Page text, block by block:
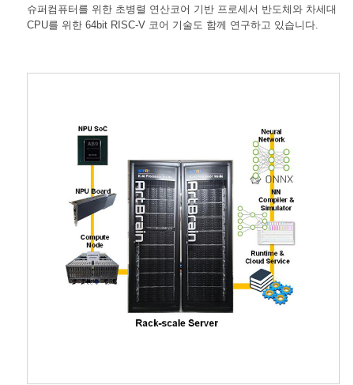
슈퍼컴퓨터를 위한 초병렬 연산코어 기반 프로세서 반도체와 차세대
CPU를 위한 64bit RISC-V 코어 기술도 함께 연구하고 있습니다.